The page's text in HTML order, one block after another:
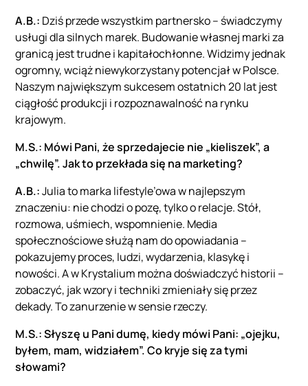
A.B.: Dziś przede wszystkim partnersko – świadczymy
usługi dla silnych marek. Budowanie własnej marki za
granicą jest trudne i kapitałochłonne. Widzimy jednak
ogromny, wciąż niewykorzystany potencjał w Polsce.
Naszym największym sukcesem ostatnich 20 lat jest
ciągłość produkcji i rozpoznawalność na rynku
krajowym.
M.S.: Mówi Pani, że sprzedajecie nie „kieliszek”, a
„chwilę”. Jak to przekłada się na marketing?
A.B.:Julia to marka lifestyle’owa w najlepszym
znaczeniu: nie chodzi o pozę, tylko o relacje. Stół,
rozmowa, uśmiech, wspomnienie. Media
społecznościowe służą nam do opowiadania –
pokazujemy proces, ludzi, wydarzenia, klasykę i
nowości. A w Krystalium można doświadczyć historii –
zobaczyć, jak wzory i techniki zmieniały się przez
dekady. To zanurzenie w sensie rzeczy.
M.S.: Słyszę u Pani dumę, kiedy mówi Pani: „ojejku,
byłem, mam, widziałem”. Co kryje się za tymi
słowami?